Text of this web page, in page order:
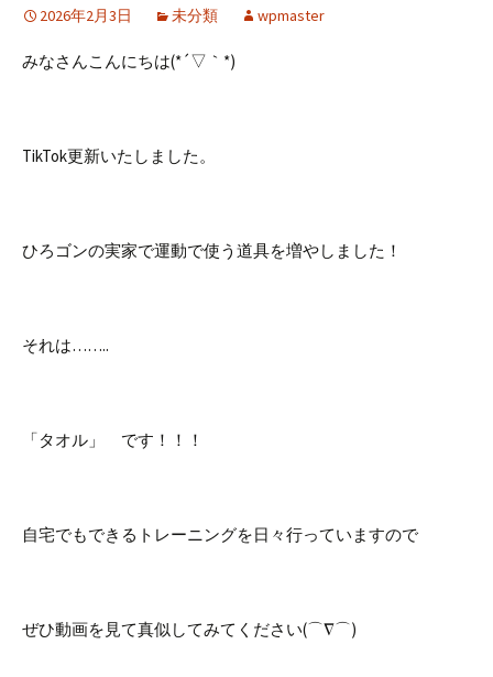
2026年2月3日 未分類 wpmaster
みなさんこんにちは(*´▽｀*)
TikTok更新いたしました。
ひろゴンの実家で運動で使う道具を増やしました！
それは……..
「タオル」 です！！！
自宅でもできるトレーニングを日々行っていますので
ぜひ動画を見て真似してみてください(⌒∇⌒)